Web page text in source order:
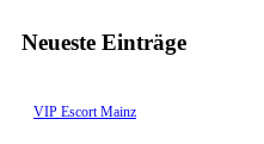
Neueste Einträge
VIP Escort Mainz